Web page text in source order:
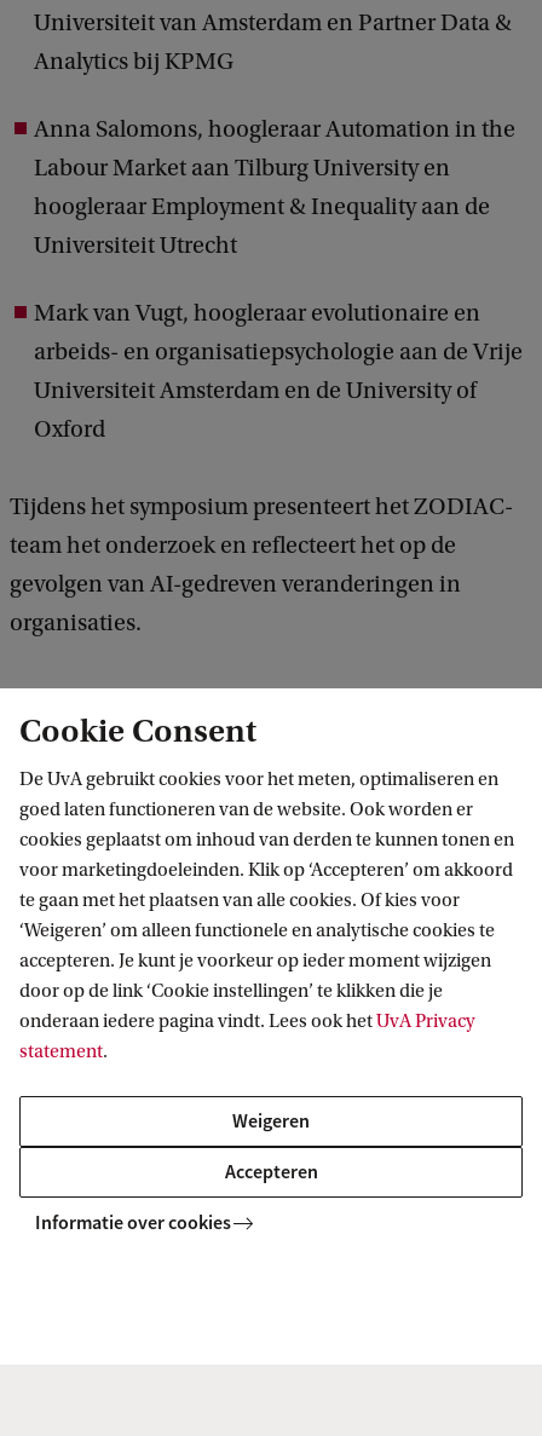
Universiteit van Amsterdam en Partner Data &
Analytics bij KPMG
Anna Salomons, hoogleraar Automation in the
Labour Market aan Tilburg University en
hoogleraar Employment & Inequality aan de
Universiteit Utrecht
Mark van Vugt, hoogleraar evolutionaire en
arbeids- en organisatiepsychologie aan de Vrije
Universiteit Amsterdam en de University of
Oxford
Tijdens het symposium presenteert het ZODIAC-
team het onderzoek en reflecteert het op de
gevolgen van AI-gedreven veranderingen in
organisaties.
Informatie voor
Bachelorstudiekiezers
Masterstudiekiezers
Journalisten
Schooldecanen en vakdocenten
Direct naar
Vacatures
Doneren
Contact
UvA op social media
Cookie Consent
De UvA gebruikt cookies voor het meten, optimaliseren en
goed laten functioneren van de website. Ook worden er
cookies geplaatst om inhoud van derden te kunnen tonen en
voor marketingdoeleinden. Klik op ‘Accepteren’ om akkoord
te gaan met het plaatsen van alle cookies. Of kies voor
‘Weigeren’ om alleen functionele en analytische cookies te
accepteren. Je kunt je voorkeur op ieder moment wijzigen
door op de link ‘Cookie instellingen’ te klikken die je
onderaan iedere pagina vindt. Lees ook hetUvA Privacy
statement.
Weigeren
Accepteren
Informatie over cookies